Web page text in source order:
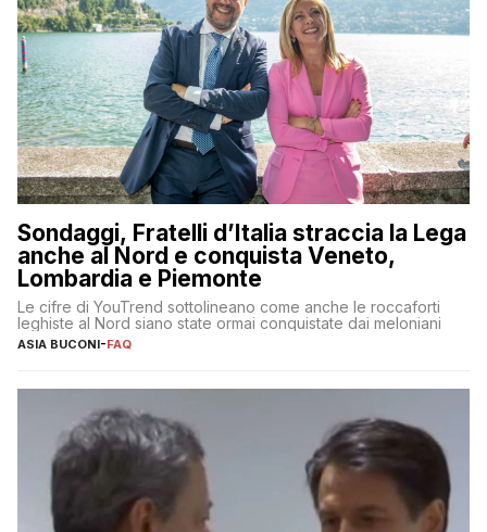
Sondaggi, Fratelli d’Italia straccia la Lega
anche al Nord e conquista Veneto,
Lombardia e Piemonte
Le cifre di YouTrend sottolineano come anche le roccaforti
leghiste al Nord siano state ormai conquistate dai meloniani
ASIA BUCONI-FAQ